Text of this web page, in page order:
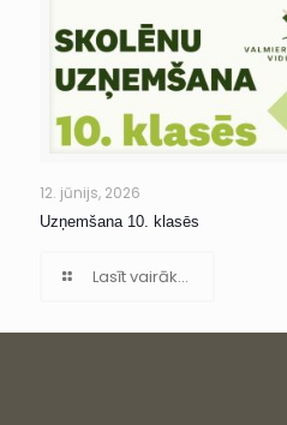
12. jūnijs, 2026
Uzņemšana 10. klasēs
Lasīt vairāk...